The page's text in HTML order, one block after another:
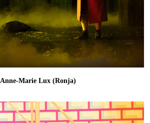
Anne-Marie Lux (Ronja)